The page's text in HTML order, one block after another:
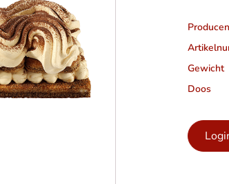
Gewicht
Doos